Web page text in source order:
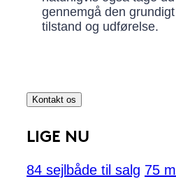
gennemgå den
tilstand og udførelse.
Kontakt os
LIGE NU
84 sejlbåde til salg 75